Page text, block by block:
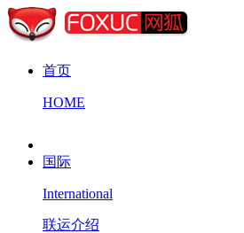
首页
HOME
国际
International
联运介绍